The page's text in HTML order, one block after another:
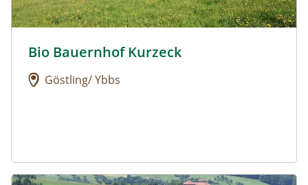
Urlaub am Bauernhof: Bio Bauernhof Kurzeck
Bio Bauernhof Kurzeck
Göstling/ Ybbs